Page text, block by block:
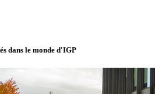
dans le monde d'IGP